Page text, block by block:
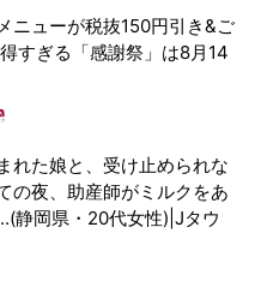
ニューが税抜150円引き&ご
すぎる「感謝祭」は8月14
れた娘と、受け止められな
の夜、助産師がミルクをあ
静岡県・20代女性)|Jタウ